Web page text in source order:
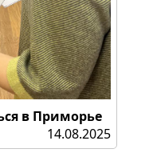
в Приморье
14.08.2025